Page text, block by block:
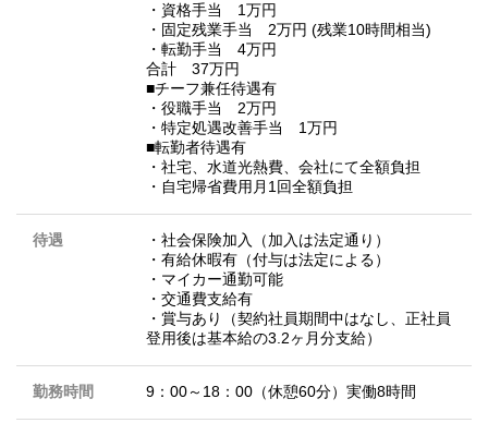
・資格手当 1万円
・固定残業手当 2万円 (残業10時間相当)
・転勤手当 4万円
合計 37万円
■チーフ兼任待遇有
・役職手当 2万円
・特定処遇改善手当 1万円
■転勤者待遇有
・社宅、水道光熱費、会社にて全額負担
・自宅帰省費用月1回全額負担
待遇
・社会保険加入（加入は法定通り）
・有給休暇有（付与は法定による）
・マイカー通勤可能
・交通費支給有
・賞与あり（契約社員期間中はなし、正社員
登用後は基本給の3.2ヶ月分支給）
勤務時間 9：00～18：00（休憩60分）実働8時間